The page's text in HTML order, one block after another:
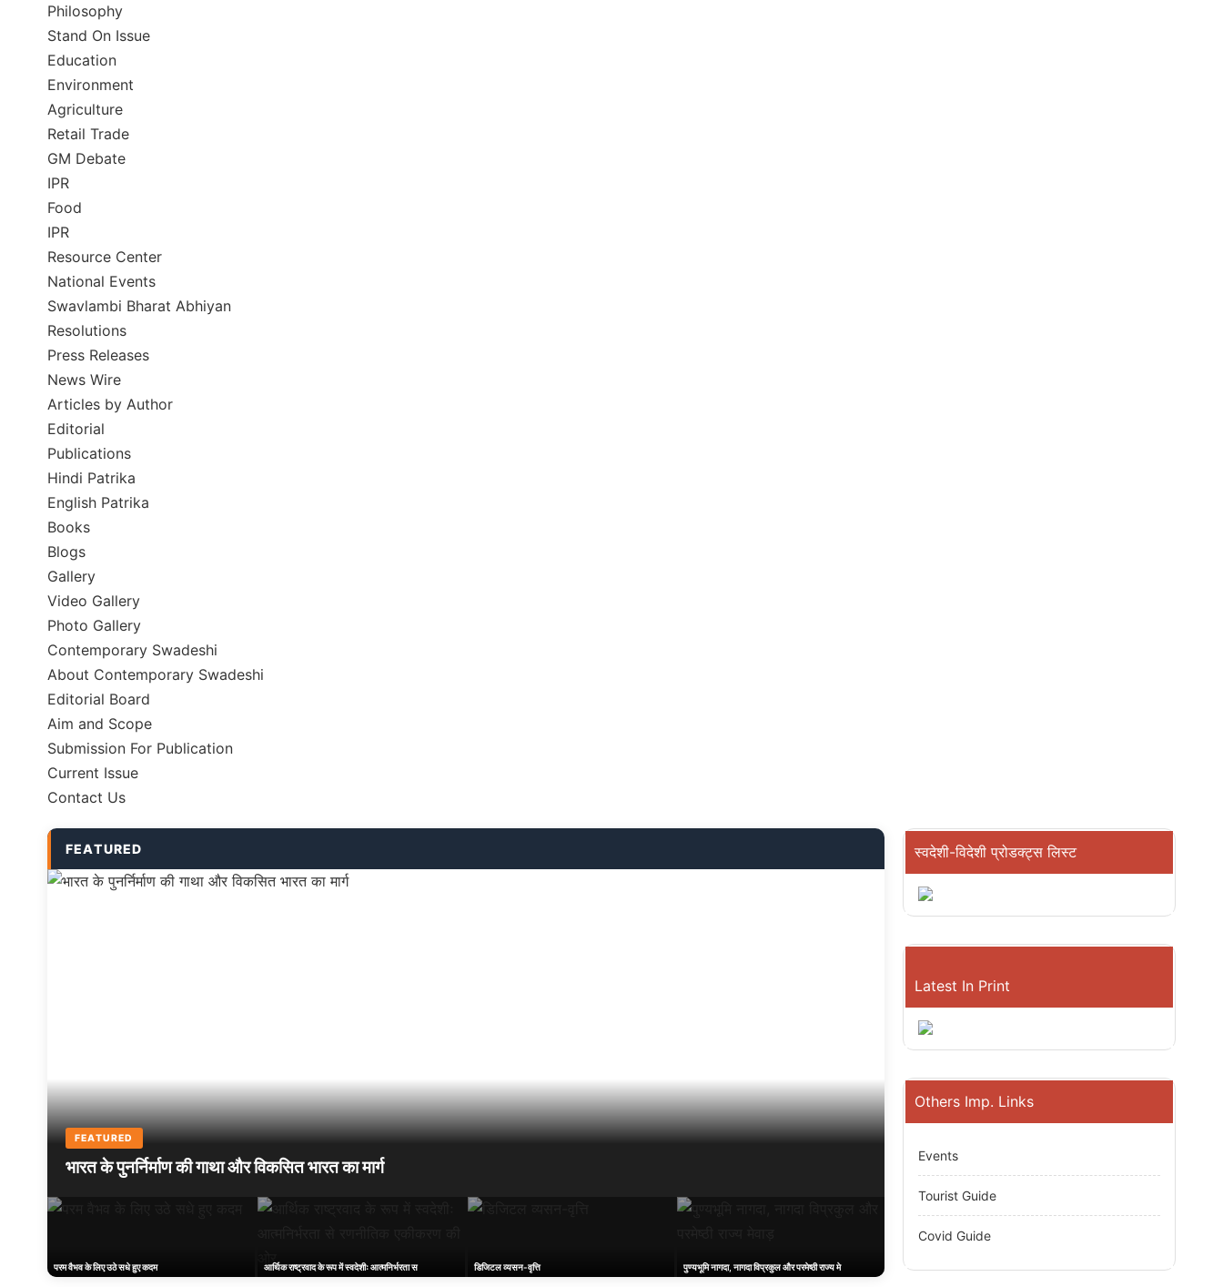
Philosophy
Stand On Issue
Education
Environment
Agriculture
Retail Trade
GM Debate
IPR
Food
IPR
Resource Center
National Events
Swavlambi Bharat Abhiyan
Resolutions
Press Releases
News Wire
Articles by Author
Editorial
Publications
Hindi Patrika
English Patrika
Books
Blogs
Gallery
Video Gallery
Photo Gallery
Contemporary Swadeshi
About Contemporary Swadeshi
Editorial Board
Aim and Scope
Submission For Publication
Current Issue
Contact Us
FEATURED
FEATURED
भारत के पुनर्निर्माण की गाथा और विकसित भारत का मार्ग
परम वैभव के लिए उठे सधे हुए कदम आर्थिक राष्ट्रवाद के रूप में स्वदेशीः आत्मनिर्भरता स डिजिटल व्यसन-वृत्ति पुण्यभूमि नागदा, नागदा विप्रकुल और परमेष्ठी राज्य मे
स्वदेशी-विदेशी प्रोडक्ट्स लिस्ट
Latest In Print
Others Imp. Links
Events
Tourist Guide
Covid Guide